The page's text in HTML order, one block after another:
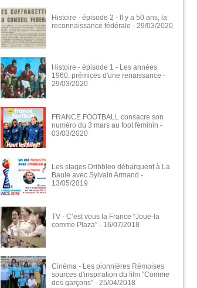
Histoire - épisode 2 - ll y a 50 ans, la
reconnaissance fédérale - 29/03/2020
Histoire - épisode 1 - Les années
1960, prémices d'une renaissance -
29/03/2020
FRANCE FOOTBALL consacre son
numéro du 3 mars au foot féminin -
03/03/2020
Les stages Dribbleo débarquent à La
Baule avec Sylvain Armand -
13/05/2019
TV - C’est vous la France “Joue-la
comme Plaza” - 16/07/2018
Cinéma - Les pionnières Rémoises
sources d'inspiration du film "Comme
des garçons" - 25/04/2018